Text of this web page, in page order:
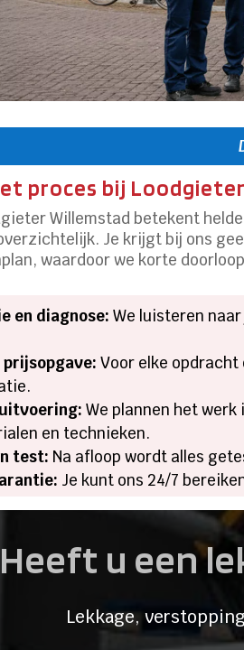
proces bij
Willemstad betekent
Je krijgt bij ons
waardoor we korte
en diagnose: We luisteren
Voor elke
We plannen het
en technieken.
test: Na afloop wordt alles
Je kunt ons 24/7
Heeft u een
Lekkage,